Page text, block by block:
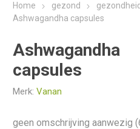
Home gezond
Ashwagandha capsules
Ashwagandha
capsules
Merk: Vanan
geen omschrijving aanwezig